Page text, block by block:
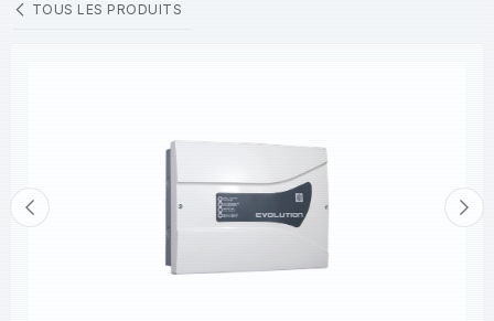
TOUS LES PRODUITS